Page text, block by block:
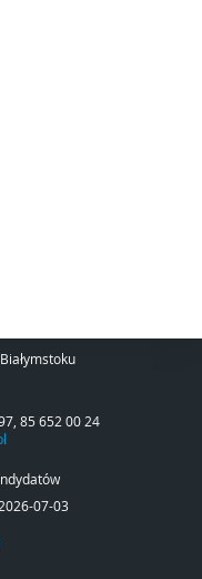
85 652 00 24
07-03